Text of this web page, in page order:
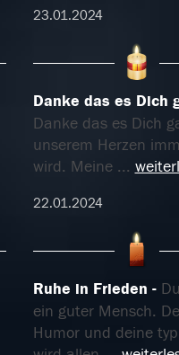
23.01.2024
Danke das es Dich
Danke das es Dich
unserem Herzen
wird. Meine ...
22.01.2024
Ruhe in Frieden
ein guter Mensch.
Humor und deine